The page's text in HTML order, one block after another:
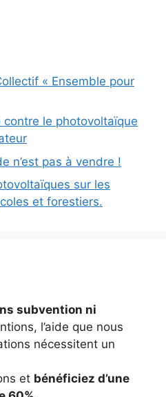
« Ensemble pour
le photovoltaïque
n’est pas à vendre !
sur les
et forestiers.
subvention ni
l’aide que nous
nécessitent un
et bénéficiez d’une